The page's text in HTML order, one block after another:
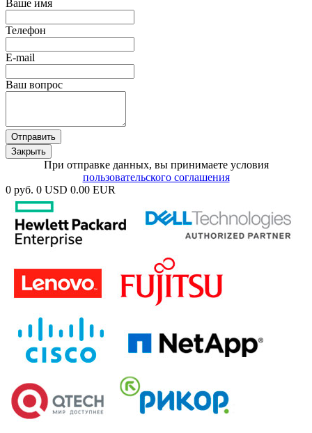
Ваше имя
Телефон
E-mail
Ваш вопрос
Отправить
Закрыть
При отправке данных, вы принимаете условия
пользовательского соглашения
0 руб. 0 USD 0.00 EUR